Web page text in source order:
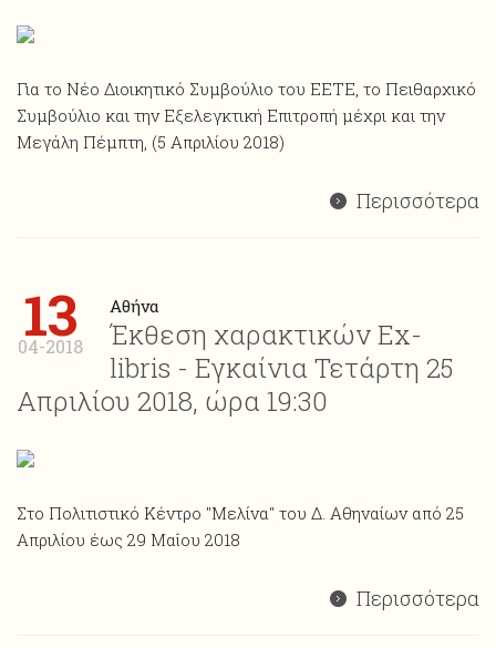
Για το Νέο Διοικητικό Συμβούλιο του ΕΕΤΕ, το Πειθαρχικό
Συμβούλιο και την Εξελεγκτική Επιτροπή μέχρι και την
Μεγάλη Πέμπτη, (5 Απριλίου 2018)
Περισσότερα
13
04-2018
Αθήνα
Έκθεση χαρακτικών Ex-
libris - Εγκαίνια Τετάρτη 25
Απριλίου 2018, ώρα 19:30
Στο Πολιτιστικό Κέντρο "Μελίνα" του Δ. Αθηναίων από 25
Απριλίου έως 29 Μαΐου 2018
Περισσότερα